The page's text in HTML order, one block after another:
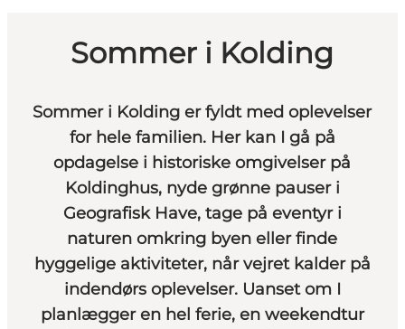
Sommer i Kolding
Sommer i Kolding er fyldt med oplevelser
for hele familien.Her kan I gå på
opdagelse i historiske omgivelser på
Koldinghus, nyde grønne pauser i
Geografisk Have, tage på eventyr i
naturen omkring byen eller finde
hyggelige aktiviteter, når vejret kalder på
indendørs oplevelser. Uanset om I
planlægger en hel ferie, en weekendtur